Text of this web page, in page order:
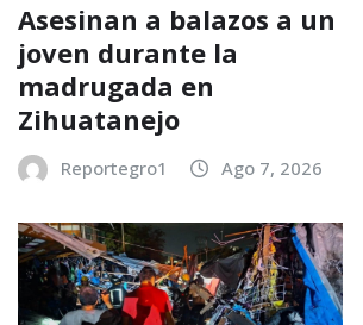
Asesinan a balazos a un
joven durante la
madrugada en
Zihuatanejo
Reportegro1 Ago 7, 2026